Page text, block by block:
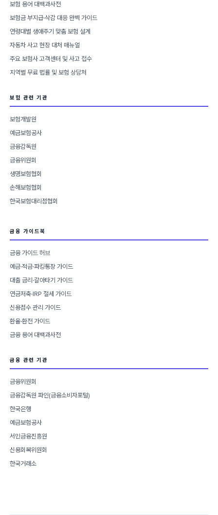
보험 용어 대백과사전
보험금 부지급·삭감 대응 완벽 가이드
연령대별 생애주기 맞춤 보험 설계
자동차 사고 현장 대처 매뉴얼
주요 보험사 고객센터 및 사고 접수
지역별 무료 법률 및 보험 상담처
보험 관련 기관
보험개발원
예금보험공사
금융감독원
금융위원회
생명보험협회
손해보험협회
한국보험대리점협회
금융 가이드북
금융 가이드 허브
예금·적금·파킹통장 가이드
대출 금리·갈아타기 가이드
연금저축·IRP 절세 가이드
신용점수 관리 가이드
환율·환전 가이드
금융 용어 대백과사전
금융 관련 기관
금융위원회
금융감독원 파인(금융소비자포털)
한국은행
예금보험공사
서민금융진흥원
신용회복위원회
한국거래소